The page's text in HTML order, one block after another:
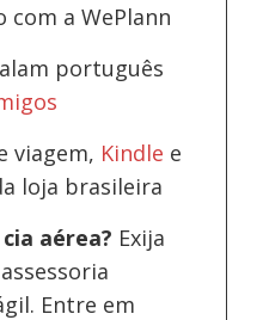
com a WePlann
português
viagem, Kindle e
loja brasileira
aérea? Exija
Entre em